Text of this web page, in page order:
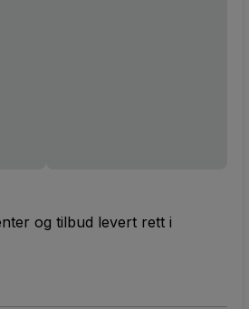
og tilbud levert rett i